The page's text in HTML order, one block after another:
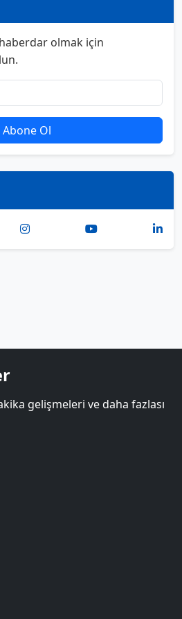
olmak için
Abone Ol
gelişmeleri ve daha fazlası